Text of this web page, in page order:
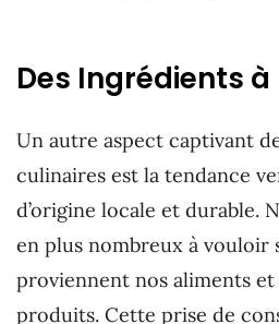
Des Ingrédients à
Un autre aspect captivant
culinaires est la tendance
d’origine locale et durable.
en plus nombreux à vouloir
proviennent nos aliments
produits. Cette prise de